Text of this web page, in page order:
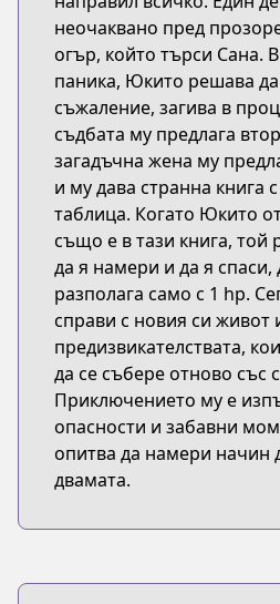
неочаквано пред
огър, който търси Сана.
паника, Юкито решава
съжаление, загива в
съдбата му предлага
загадъчна жена му
и му дава странна книга
таблица. Когато Юкито
също е в тази книга, той
да я намери и да я спаси,
разполага само с 1 hp.
справи с новия си живот
предизвикателствата,
да се събере отново със
Приключението му е
опасности и забавни
опитва да намери начин
двамата.